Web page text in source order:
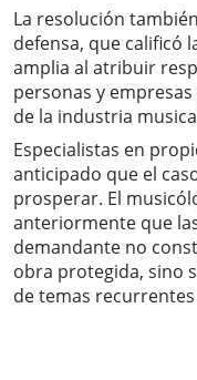
La resolución
defensa, que calificó
amplia al atribuir
personas y
de la industria
Especialistas en
anticipado que el
prosperar. El
anteriormente que
demandante no
obra protegida, sino
de temas